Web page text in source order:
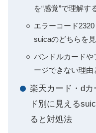
を“感覚”で理解す
エラーコード
suicaのどちらを
バンドルカードや
ージできない理
楽天カード・d
ド別に見える
ると対処法